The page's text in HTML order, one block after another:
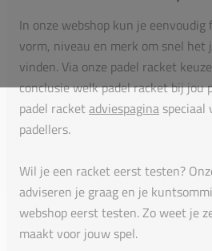
In onze webshop kun je
vorm, niveau en merk om snel het
vinden. Via onze padel racket
conclusie welk padel racket bij jou
padel racketadviespagina speciaal
padellers.
Wil je een racket eerst testen?
adviseren je graag en je
webshop eerst testen. Zo weet je
maakt voor jouw spel.